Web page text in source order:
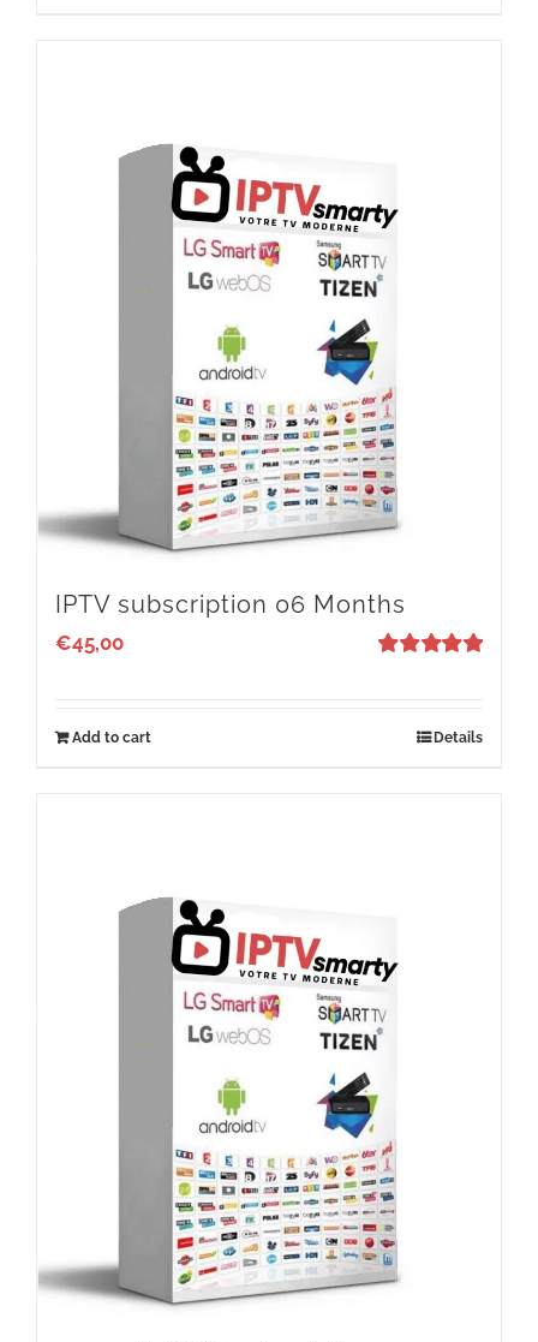
IPTV subscription 06 Months
€45,00
Add to cart Details